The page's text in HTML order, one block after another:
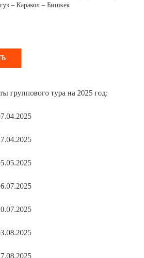
– Каракол – Бишкек
группового тура на 2025 год: